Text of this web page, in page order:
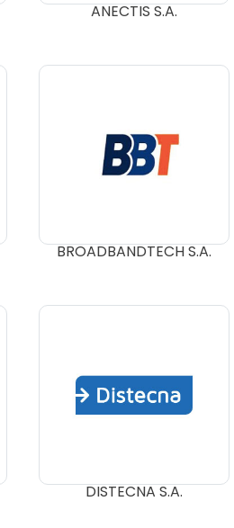
ANECTIS S.A.
BROADBANDTECH S.A.
DISTECNA S.A.